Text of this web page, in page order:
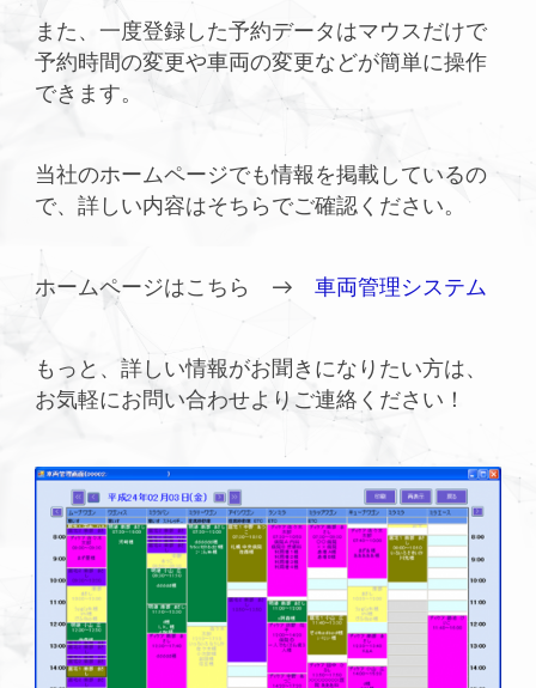
また、一度登録した予約データはマウスだけで
予約時間の変更や車両の変更などが簡単に操作
できます。
当社のホームページでも情報を掲載しているの
で、詳しい内容はそちらでご確認ください。
ホームページはこちら →車両管理システム
もっと、詳しい情報がお聞きになりたい方は、
お気軽にお問い合わせよりご連絡ください！